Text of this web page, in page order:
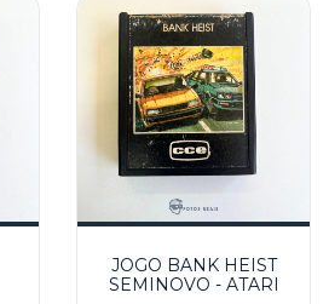
JOGO BANK HEIST
SEMINOVO - ATARI